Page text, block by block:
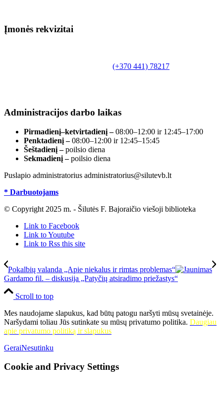
Įmonės rekvizitai
(+370 441) 78217
Administracijos darbo laikas
Pirmadienį–ketvirtadienį –08:00–12:00 ir 12:45–17:00
Penktadienį –08:00–12:00 ir 12:45–15:45
Šeštadienį –poilsio diena
Sekmadienį –poilsio diena
Puslapio administratorius administratorius@silutevb.lt
* Darbuotojams
© Copyright 2025 m. - Šilutės F. Bajoraičio viešoji biblioteka
Link to Facebook
Link to Youtube
Link to Rss this site
Pokalbių valanda „Apie niekalus ir rimtas problemas“
Gardamo fil. – diskusija „Patyčių atsiradimo priežastys“
Scroll to top
Mes naudojame slapukus, kad būtų patogu naršyti mūsų svetainėje.
Naršydami toliau Jūs sutinkate su mūsų privatumo politika. Daugiau
apie privatumo politiką ir slapukus
GeraiNesutinku
Cookie and Privacy Settings